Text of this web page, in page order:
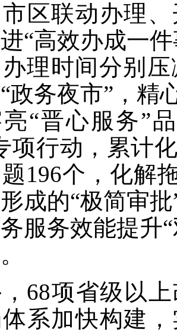
区联动办理
“高效办成一
理时间分别
政务夜市”，精
“晋心服务”
项行动，累计
196个，化解
成的“极简审
服务效能提升
68项省级以
系加快构建